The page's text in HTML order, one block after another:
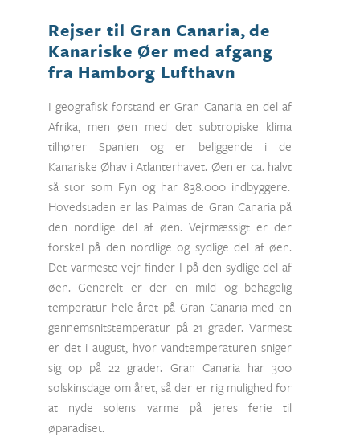
Rejser til Gran Canaria, de
Kanariske Øer med afgang
fra Hamborg Lufthavn
I geografisk forstand er Gran Canaria en del af
Afrika, men øen med det subtropiske klima
tilhører Spanien og er beliggende i de
Kanariske Øhav i Atlanterhavet. Øen er ca. halvt
så stor som Fyn og har 838.000 indbyggere.
Hovedstaden er las Palmas de Gran Canaria på
den nordlige del af øen. Vejrmæssigt er der
forskel på den nordlige og sydlige del af øen.
Det varmeste vejr finder I på den sydlige del af
øen. Generelt er der en mild og behagelig
temperatur hele året på Gran Canaria med en
gennemsnitstemperatur på 21 grader. Varmest
er det i august, hvor vandtemperaturen sniger
sig op på 22 grader. Gran Canaria har 300
solskinsdage om året, så der er rig mulighed for
at nyde solens varme på jeres ferie til
øparadiset.